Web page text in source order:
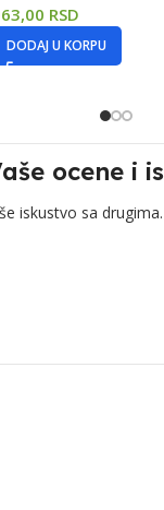
RSD
DODAJ U KORPU
ocene i
iskustvo sa